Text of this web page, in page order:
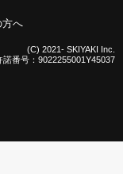
方へ
(C) 2021- SKIYAKI Inc.
諾番号：9022255001Y45037